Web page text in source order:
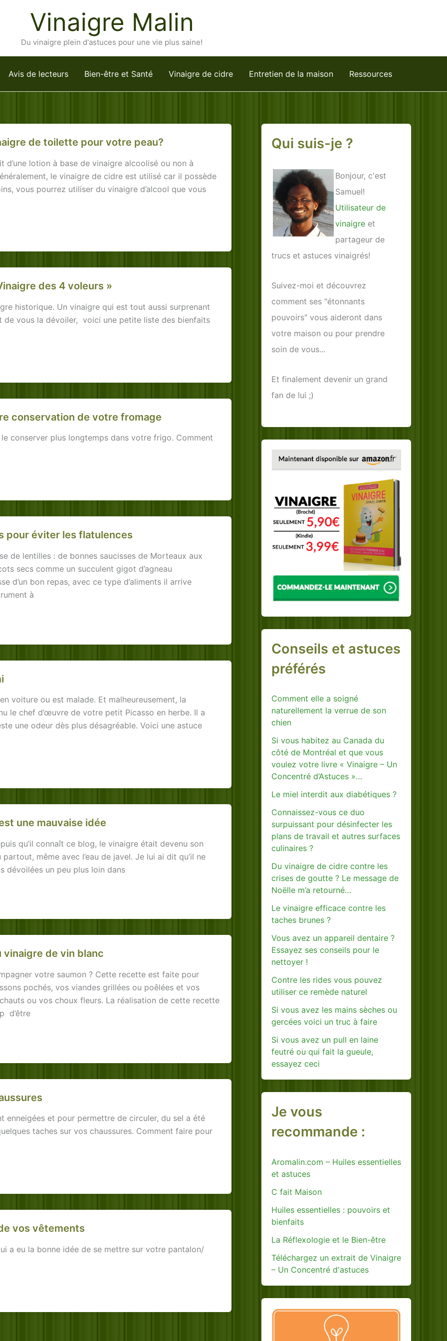
Vinaigre Malin
Du vinaigre plein d'astuces pour une vie plus saine!
Avis de lecteurs Bien-être et Santé Vinaigre de cidre Entretien de la maison Ressources
de toilette pour votre peau?
d’une lotion à base de vinaigre alcoolisé ou non à
le vinaigre de cidre est utilisé car il possède
vous pourrez utiliser du vinaigre d’alcool que vous
des 4 voleurs »
historique. Un vinaigre qui est tout aussi surprenant
de vous la dévoiler, voici une petite liste des bienfaits
conservation de votre fromage
conserver plus longtemps dans votre frigo. Comment
pour éviter les flatulences
de lentilles : de bonnes saucisses de Morteaux aux
secs comme un succulent gigot d’agneau
d’un bon repas, avec ce type d’aliments il arrive
à
voiture ou est malade. Et malheureusement, la
le chef d’œuvre de votre petit Picasso en herbe. Il a
une odeur dès plus désagréable. Voici une astuce
une mauvaise idée
qu’il connaît ce blog, le vinaigre était devenu son
même avec l’eau de javel. Je lui ai dit qu’il ne
dévoilées un peu plus loin dans
vinaigre de vin blanc
votre saumon ? Cette recette est faite pour
pochés, vos viandes grillées ou poêlées et vos
ou vos choux fleurs. La réalisation de cette recette
d’être
et pour permettre de circuler, du sel a été
taches sur vos chaussures. Comment faire pour
vos vêtements
a eu la bonne idée de se mettre sur votre pantalon/
Qui suis-je ?
Bonjour, c'est
Samuel!
Utilisateur de
vinaigre et
partageur de
trucs et astuces vinaigrés!
Suivez-moi et découvrez
comment ses "étonnants
pouvoirs" vous aideront dans
votre maison ou pour prendre
soin de vous...
Et finalement devenir un grand
fan de lui ;)
Conseils et astuces
préférés
Comment elle a soigné
naturellement la verrue de son
chien
Si vous habitez au Canada du
côté de Montréal et que vous
voulez votre livre « Vinaigre – Un
Concentré d’Astuces »…
Le miel interdit aux diabétiques ?
Connaissez-vous ce duo
surpuissant pour désinfecter les
plans de travail et autres surfaces
culinaires ?
Du vinaigre de cidre contre les
crises de goutte ? Le message de
Noëlle m’a retourné…
Le vinaigre efficace contre les
taches brunes ?
Vous avez un appareil dentaire ?
Essayez ses conseils pour le
nettoyer !
Contre les rides vous pouvez
utiliser ce remède naturel
Si vous avez les mains sèches ou
gercées voici un truc à faire
Si vous avez un pull en laine
feutré ou qui fait la gueule,
essayez ceci
Je vous
recommande :
Aromalin.com – Huiles essentielles
et astuces
C fait Maison
Huiles essentielles : pouvoirs et
bienfaits
La Réflexologie et le Bien-être
Téléchargez un extrait de Vinaigre
– Un Concentré d'astuces